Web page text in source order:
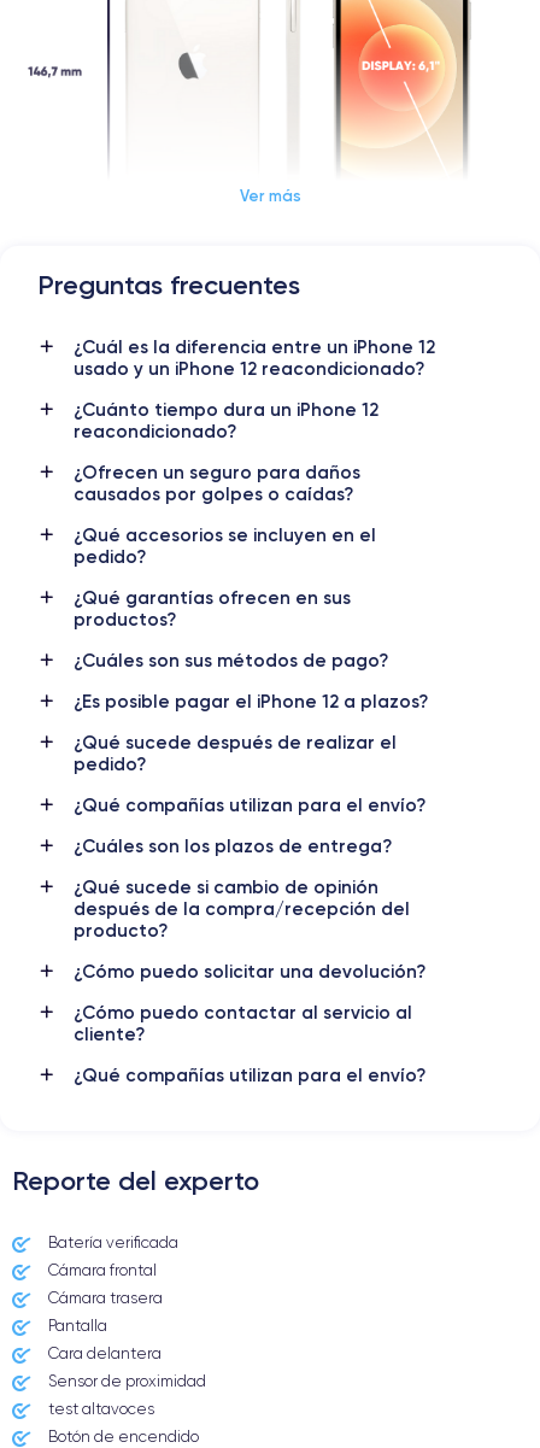
Dimensiones y Peso iPhone 12
Lanzamiento
13/10/2020
Sist. operativo
iOS (iOS 26)
Dimensiones
OLED 6.1 pulgadas 1170 x 2532 píxeles
4 GB 64,128,256 GB
Nombre CPU Núm. de núcleos
Nombre GPU
4 Core GPU
Frec. procesador
Cámara Cámara Frontal
Resolución vídeo
4K - 3840x2160px
Carga rápida
Si, mínimo 20W
Batería
2815 mAh
Doble SIM
Red móvil
Ver más
Preguntas frecuentes
¿Cuál es la diferencia entre un iPhone 12
usado y un iPhone 12 reacondicionado?
¿Cuánto tiempo dura un iPhone 12
reacondicionado?
¿Ofrecen un seguro para daños
causados por golpes o caídas?
¿Qué accesorios se incluyen en el
pedido?
¿Qué garantías ofrecen en sus
productos?
¿Cuáles son sus métodos de pago?
¿Es posible pagar el iPhone 12 a plazos?
¿Qué sucede después de realizar el
pedido?
¿Qué compañías utilizan para el envío?
¿Cuáles son los plazos de entrega?
¿Qué sucede si cambio de opinión
después de la compra/recepción del
producto?
¿Cómo puedo solicitar una devolución?
¿Cómo puedo contactar al servicio al
cliente?
¿Qué compañías utilizan para el envío?
Reporte del experto
Batería verificada
Cámara frontal
Cámara trasera
Pantalla
Cara delantera
Sensor de proximidad
test altavoces
Botón de encendido